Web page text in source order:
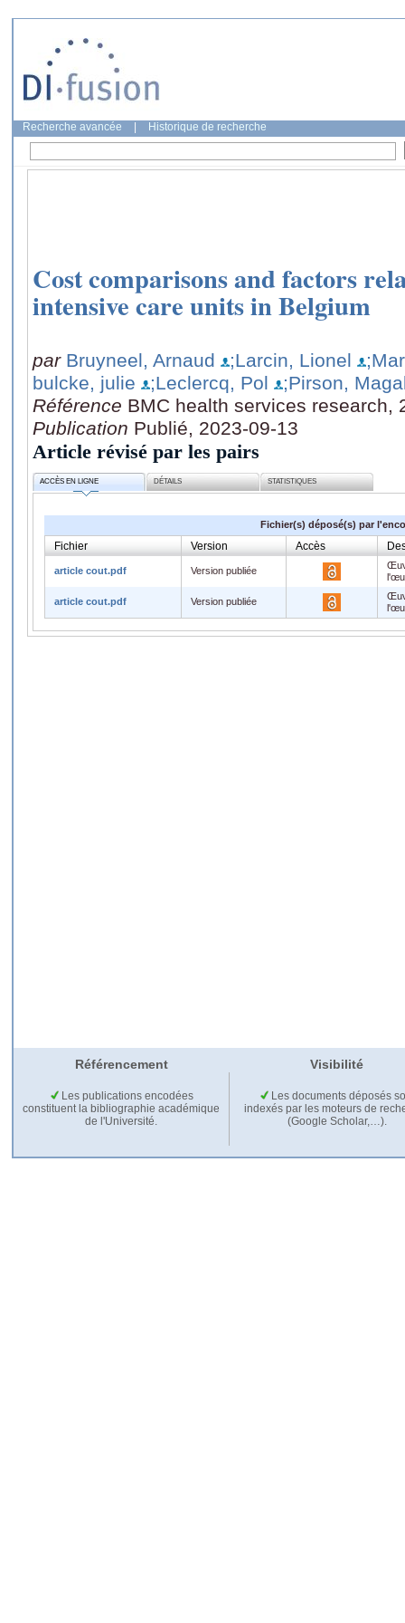
Recherche avancée Historique de recherche
Cost comparisons and factors
intensive care units in Belgium
par Bruyneel, Arnaud ;Larcin, Lionel
bulcke, julie
;Leclercq, Pol
;Pirson,
Référence BMC health services research,
Publication Publié, 2023-09-13
Article révisé par les pairs
ACCÈS EN LIGNE DÉTAILS STATISTIQUES
Fichier(s) déposé(s) par
Fichier Version Accès
article cout.pdf Version publiée
article cout.pdf Version publiée
Référencement Visibilité
Les publications encodées
constituent la bibliographie académique
de l'Université.
Les documents déposés
indexés par les moteurs de
(Google Scholar,…).